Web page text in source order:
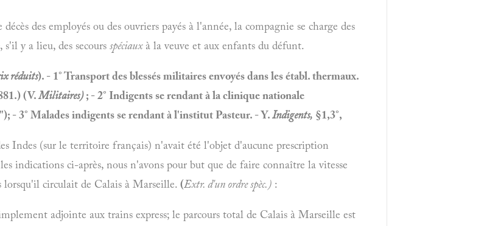
des employés ou des ouvriers payés à l'année, la compagnie se charge des
y a lieu, des secours spéciauxà la veuve et aux enfants du défunt.
réduits). - 1° Transport des blessés militaires envoyés dans les établ. thermaux.
(V.Militaires); - 2° Indigents se rendant à la clinique nationale
- 3° Malades indigents se rendant à l'institut Pasteur. - Y.Indigents, §1,3°,
Indes (sur le territoire français) n'avait été l'objet d'aucune prescription
indications ci-après, nous n'avons pour but que de faire connaître la vitesse
circulait de Calais à Marseille. (Extr. d'un ordre spèc.) :
adjointe aux trains express; le parcours total de Calais à Marseille est